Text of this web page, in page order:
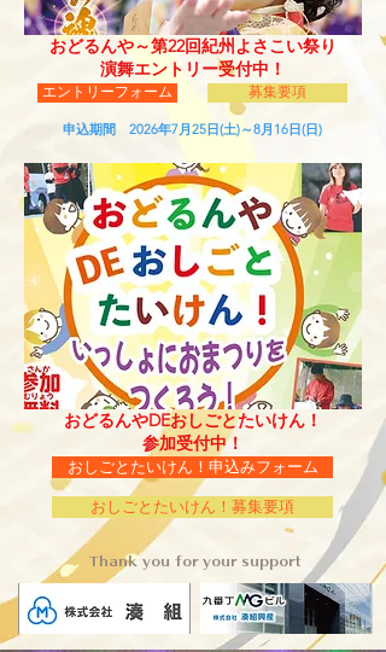
おどるんや～第22回紀州よさこい祭り
​演舞エントリー受付中！
おどるんやDEおしごとたいけん！
​参加受付中！
​申込期間 2026年7月25日(土)～8月16日(日)
エントリーフォーム 募集要項
おしごとたいけん！申込みフォーム
おしごとたいけん！募集要項
Thank you for your support